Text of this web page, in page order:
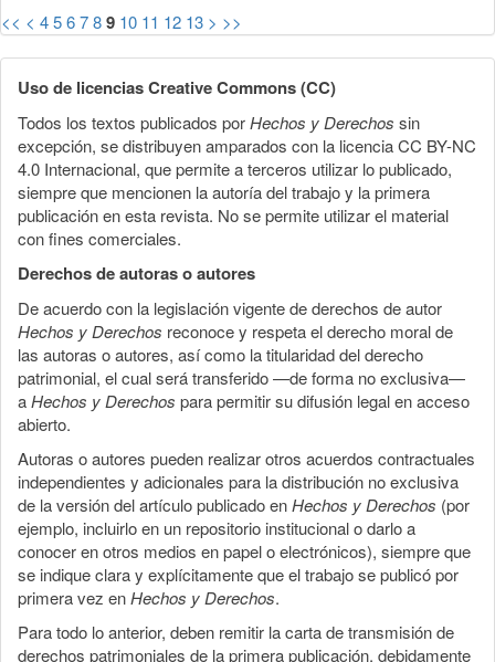
<< < 456789 10 11 12 13 > >>
Uso de licencias Creative Commons (CC)
Todos los textos publicados porHechos y Derechos sin
excepción, se distribuyen amparados con la licencia CC BY-NC
4.0 Internacional, que permite a terceros utilizar lo publicado,
siempre que mencionen la autoría del trabajo y la primera
publicación en esta revista. No se permite utilizar el material
con fines comerciales.
Derechos de autoras o autores
De acuerdo con la legislación vigente de derechos de autor
Hechos y Derechos reconoce y respeta el derecho moral de
las autoras o autores, así como la titularidad del derecho
patrimonial, el cual será transferido —de forma no exclusiva—
aHechos y Derechos para permitir su difusión legal en acceso
abierto.
Autoras o autores pueden realizar otros acuerdos contractuales
independientes y adicionales para la distribución no exclusiva
de la versión del artículo publicado enHechos y Derechos (por
ejemplo, incluirlo en un repositorio institucional o darlo a
conocer en otros medios en papel o electrónicos), siempre que
se indique clara y explícitamente que el trabajo se publicó por
primera vez enHechos y Derechos.
Para todo lo anterior, deben remitir la carta de transmisión de
derechos patrimoniales de la primera publicación, debidamente